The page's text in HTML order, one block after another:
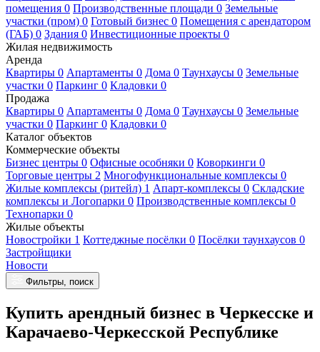
помещения 0 Производственные площади 0 Земельные
участки (пром) 0 Готовый бизнес 0 Помещения с арендатором
(ГАБ) 0 Здания 0 Инвестиционные проекты 0
Жилая недвижимость
Аренда
Квартиры 0 Апартаменты 0 Дома 0 Таунхаусы 0 Земельные
участки 0 Паркинг 0 Кладовки 0
Продажа
Квартиры 0 Апартаменты 0 Дома 0 Таунхаусы 0 Земельные
участки 0 Паркинг 0 Кладовки 0
Каталог объектов
Коммерческие объекты
Бизнес центры 0 Офисные особняки 0 Коворкинги 0
Торговые центры 2 Многофункциональные комплексы 0
Жилые комплексы (ритейл) 1 Апарт-комплексы 0 Складские
комплексы и Логопарки 0 Производственные комплексы 0
Технопарки 0
Жилые объекты
Новостройки 1 Коттеджные посёлки 0 Посёлки таунхаусов 0
Застройщики
Новости
Фильтры, поиск
Купить арендный бизнес в Черкесске и
Карачаево-Черкесской Республике